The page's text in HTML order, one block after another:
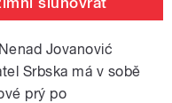
Jovanović
Srbska má v sobě
prý po